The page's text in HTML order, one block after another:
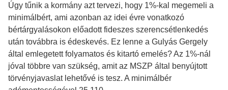
Úgy tűnik a kormány azt tervezi, hogy 1%-kal megemeli a
minimálbért, ami azonban az idei évre vonatkozó
bértárgyalásokon előadott fideszes szerencsétlenkedés
után továbbra is édeskevés. Ez lenne a Gulyás Gergely
által emlegetett folyamatos és kitartó emelés? Az 1%-nál
jóval többre van szükség, amit az MSZP által benyújtott
törvényjavaslat lehetővé is tesz. A minimálbér